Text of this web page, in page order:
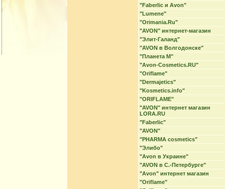
"Faberlic и Avon"
"Lumene"
"Orimania.Ru"
"AVON" интернет-магазин
"Элит-Галанд"
"AVON в Волгодонске"
"Планета М"
"Avon-Cosmetics.RU"
"Oriflame"
"Dermajetics"
"Kosmetics.info"
"ORIFLAME"
"AVON" интернет магазин
LORA.RU
"Faberlic"
"AVON"
"PHARMA cosmetics"
"Элибо"
"Avon в Украине"
"AVON в С.-Петербурге"
"Avon" интернет магазин
"Oriflame"